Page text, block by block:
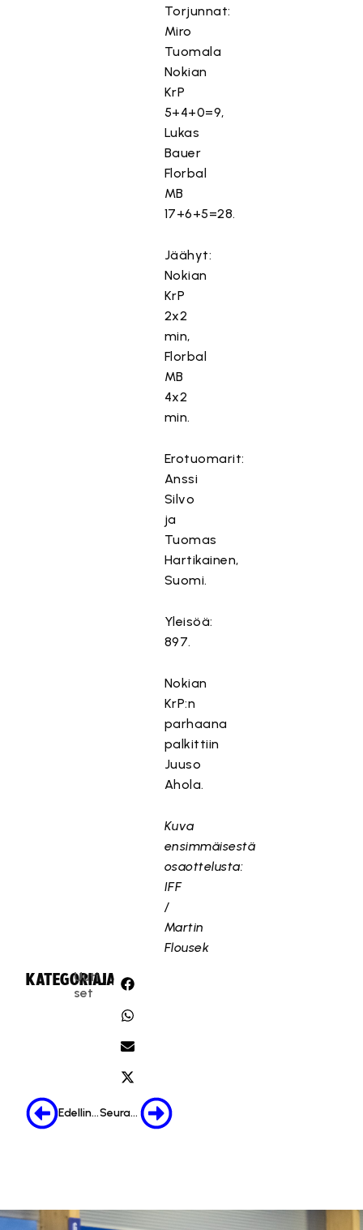
Torjunnat:
Miro
Tuomala
Nokian
KrP
5+4+0=9,
Lukas
Bauer
Florbal
MB
17+6+5=28.
Jäähyt:
Nokian
KrP
2x2
min,
Florbal
MB
4x2
min.
Erotuomarit:
Anssi
Silvo
ja
Tuomas
Hartikainen,
Suomi.
Yleisöä:
897.
Nokian
KrP:n
parhaana
palkittiin
Juuso
Ahola.
Kuva
ensimmäisestä
osaottelusta:
IFF
/
Martin
Flousek
KATEGORIA:
Uuti
set
JAA:
Edellinen Seuraava